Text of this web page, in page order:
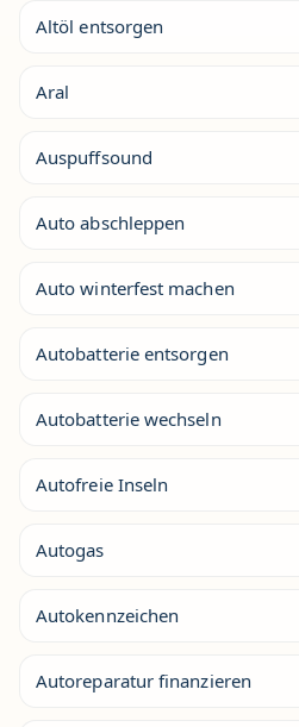
Altöl entsorgen
Aral
Auspuffsound
Auto abschleppen
Auto winterfest machen
Autobatterie entsorgen
Autobatterie wechseln
Autofreie Inseln
Autogas
Autokennzeichen
Autoreparatur finanzieren